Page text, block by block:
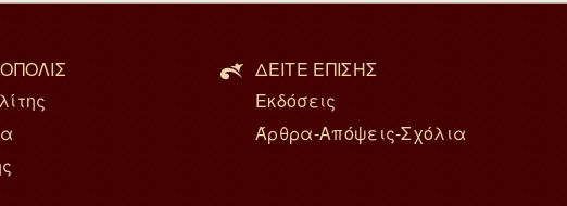
ΔΕΙΤΕ ΕΠΙΣΗΣ
Εκδόσεις
Άρθρα-Απόψεις-Σχόλια